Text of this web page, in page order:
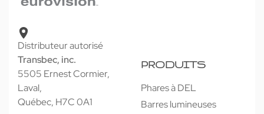
Distributeur autorisé
Transbec, inc.
5505 Ernest Cormier,
Laval,
Québec, H7C 0A1
PRODUITS
Phares à DEL
Barres lumineuses